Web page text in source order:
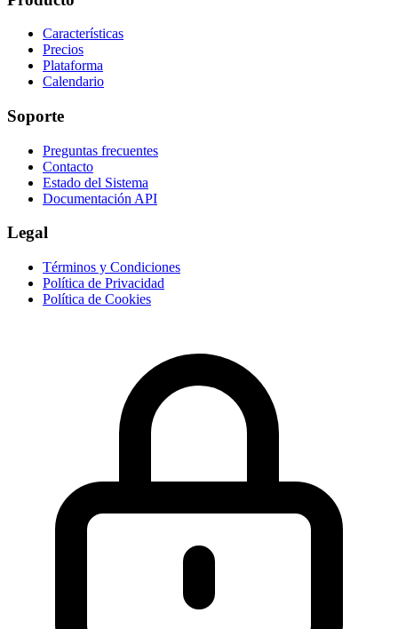
Características
Precios
Plataforma
Calendario
Soporte
Preguntas frecuentes
Contacto
Estado del Sistema
Documentación API
Legal
Términos y Condiciones
Política de Privacidad
Política de Cookies